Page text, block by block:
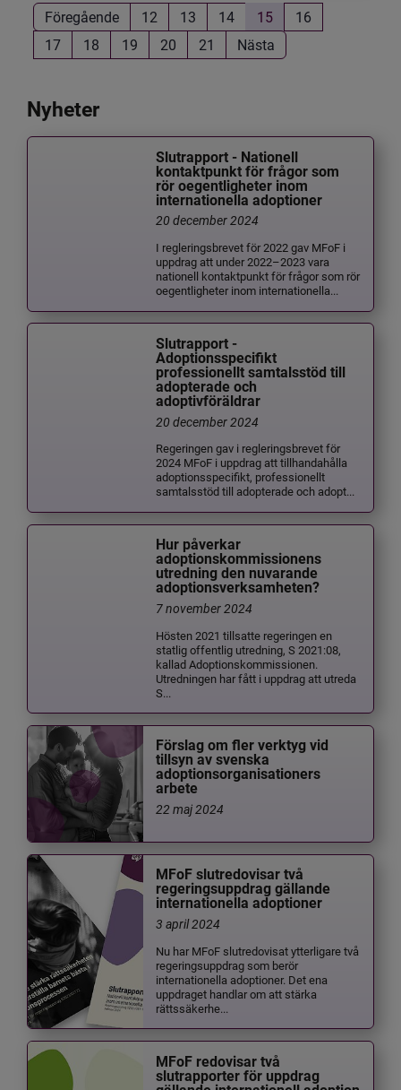
Föregående 12 13 14 15
16
17
18 19 20 21 Nästa
Nyheter
Slutrapport - Nationell
kontaktpunkt för frågor som
rör oegentligheter inom
internationella adoptioner
20 december 2024
I regleringsbrevet för 2022 gav MFoF i
uppdrag att under 2022–2023 vara
nationell kontaktpunkt för frågor som rör
oegentligheter inom internationella...
Slutrapport -
Adoptionsspecifikt
professionellt samtalsstöd till
adopterade och
adoptivföräldrar
20 december 2024
Regeringen gav i regleringsbrevet för
2024 MFoF i uppdrag att tillhandahålla
adoptionsspecifikt, professionellt
samtalsstöd till adopterade och adopt...
Hur påverkar
adoptionskommissionens
utredning den nuvarande
adoptionsverksamheten?
7 november 2024
Hösten 2021 tillsatte regeringen en
statlig offentlig utredning, S 2021:08,
kallad Adoptionskommissionen.
Utredningen har fått i uppdrag att utreda
S...
Förslag om fler verktyg vid
tillsyn av svenska
adoptionsorganisationers
arbete
22 maj 2024
MFoF slutredovisar två
regeringsuppdrag gällande
internationella adoptioner
3 april 2024
Nu har MFoF slutredovisat ytterligare två
regeringsuppdrag som berör
internationella adoptioner. Det ena
uppdraget handlar om att stärka
rättssäkerhe...
MFoF redovisar två
slutrapporter för uppdrag